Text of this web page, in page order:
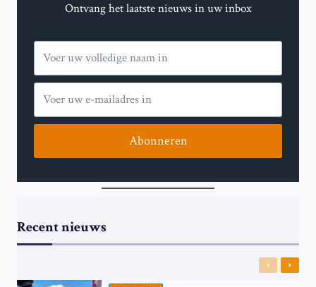
Ontvang het laatste nieuws in uw inbox
Abonneren
Recent nieuws
Previous
Next